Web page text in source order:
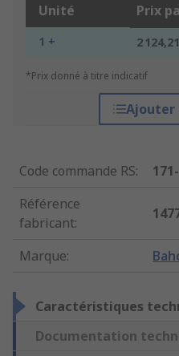
Unité Prix
1 + 2
*Prix donné à titre indicatif
Ajouter
Code commande RS:
Référence
fabricant:
Marque:
Caractéristiques
Documentation